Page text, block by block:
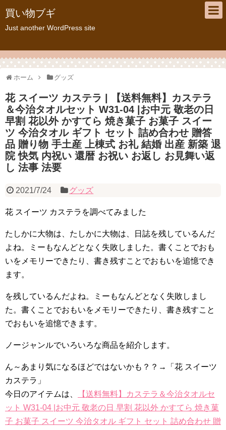
買い物ブギ
Just another WordPress site
ホーム グッズ
花 スイーツ カステラ | 【送料無料】カステラ
＆今治タオルセット W31-04 |お中元 敬老の日
早割 花以外 かすてら 焼き菓子 お菓子 スイー
ツ 今治タオル ギフト セット 詰め合わせ 贈答
品 贈り物 手土産 上棟式 お礼 結婚 出産 新築 退
院 快気 内祝い 還暦 お祝い お返し お見舞い返
し 法事 法要
2021/7/24 グッズ
花 スイーツ カステラを調べてみました
たしかに大物は、たしかに大物は、日誌を残しているんだ
よね。ミーもなんどとなく失敗しました。書くことでおも
いをメモリーできたり、書き残すことでおもいを追憶でき
ます。
を残しているんだよね。ミーもなんどとなく失敗しまし
た。書くことでおもいをメモリーできたり、書き残すこと
でおもいを追憶できます。
ノージャンルでいろいろな商品を紹介します。
ん～あまり気になるほどではないかも？？→「花 スイーツ
カステラ」
今日のアイテムは、
【送料無料】カステラ＆今治タオルセ
ット W31-04 |お中元 敬老の日 早割 花以外 かすてら 焼き菓
子 お菓子 スイーツ 今治タオル ギフト セット 詰め合わせ 贈